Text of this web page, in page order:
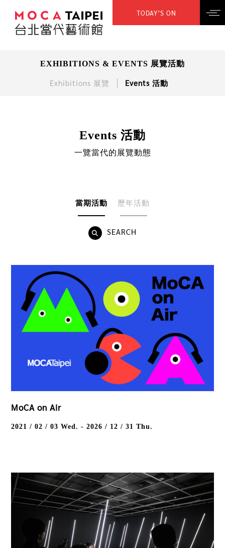
TODAY’S ON
EXHIBITIONS & EVENTS 展覽活動
Exhibitions 展覽 Events 活動
Events 活動
一覽當代的展覽動態
當期活動 歷年活動
SEARCH
MoCA on Air
2021 / 02 / 03 Wed. - 2026 / 12 / 31 Thu.